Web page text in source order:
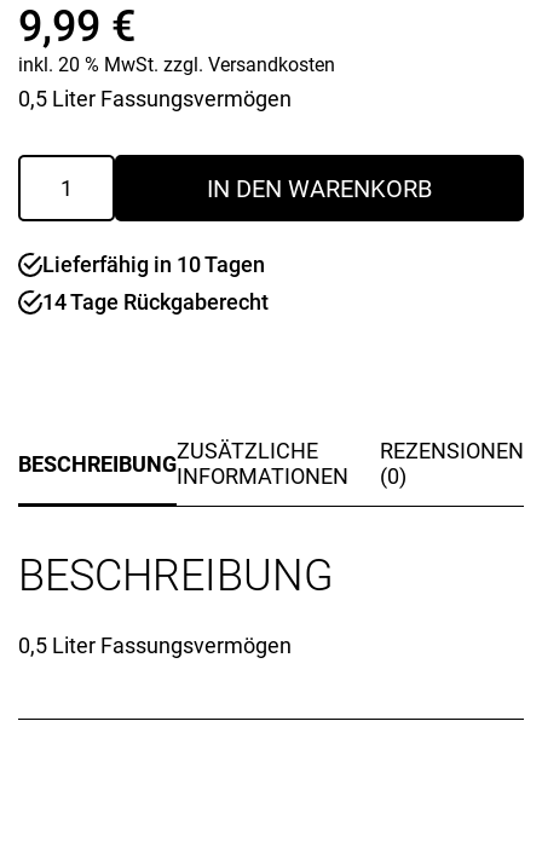
9,99 €
inkl. 20 % MwSt. zzgl. Versandkosten
0,5 Liter Fassungsvermögen
Dose
Club
IN DEN WARENKORB
Lieferfähig in 10 Tagen
14 Tage Rückgaberecht
BESCHREIBUNGZUSÄTZLICHE
INFORMATIONEN
REZENSIONEN
(0)
BESCHREIBUNG
0,5 Liter Fassungsvermögen